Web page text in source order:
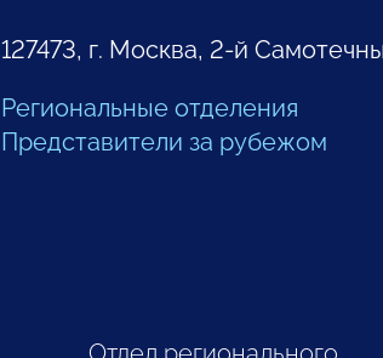
127473, г. Москва, 2-й
Региональные отделения
Представители за рубежом